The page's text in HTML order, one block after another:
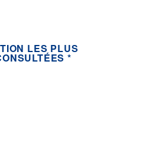
LES PLUS
*